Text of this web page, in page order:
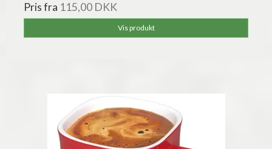
Pris fra 115,00 DKK
Vis produkt